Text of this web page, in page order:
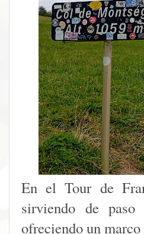
En el Tour de
sirviendo de
ofreciendo un